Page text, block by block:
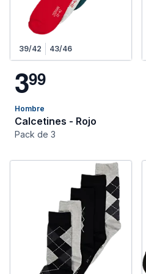
39/42 43/46
399
Hombre
Calcetines - Rojo
Pack de 3